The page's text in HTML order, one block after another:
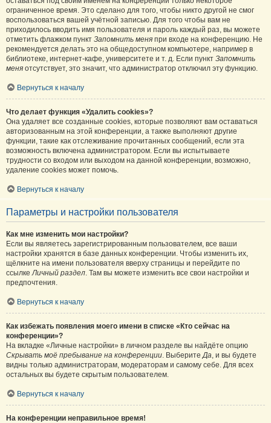
ограниченное время. Это сделано для того, чтобы никто другой не смог
воспользоваться вашей учётной записью. Для того чтобы вам не
приходилось вводить имя пользователя и пароль каждый раз, вы можете
отметить флажком пункт Запомнить меня при входе на конференцию. Не
рекомендуется делать это на общедоступном компьютере, например в
библиотеке, интернет-кафе, университете и т. д. Если пункт Запомнить
меня отсутствует, это значит, что администратор отключил эту функцию.
Вернуться к началу
Что делает функция «Удалить cookies»?
Она удаляет все созданные cookies, которые позволяют вам оставаться
авторизованным на этой конференции, а также выполняют другие
функции, такие как отслеживание прочитанных сообщений, если эта
возможность включена администратором. Если вы испытываете
трудности со входом или выходом на данной конференции, возможно,
удаление cookies может помочь.
Вернуться к началу
Параметры и настройки пользователя
Как мне изменить мои настройки?
Если вы являетесь зарегистрированным пользователем, все ваши
настройки хранятся в базе данных конференции. Чтобы изменить их,
щёлкните на имени пользователя вверху страницы и перейдите по
ссылкеЛичный раздел. Там вы можете изменить все свои настройки и
предпочтения.
Вернуться к началу
Как избежать появления моего имени в списке «Кто сейчас на
конференции»?
На вкладке «Личные настройки» в личном разделе вы найдёте опцию
Скрывать моё пребывание на конференции. ВыберитеДа, и вы будете
видны только администраторам, модераторам и самому себе. Для всех
остальных вы будете скрытым пользователем.
Вернуться к началу
На конференции неправильное время!